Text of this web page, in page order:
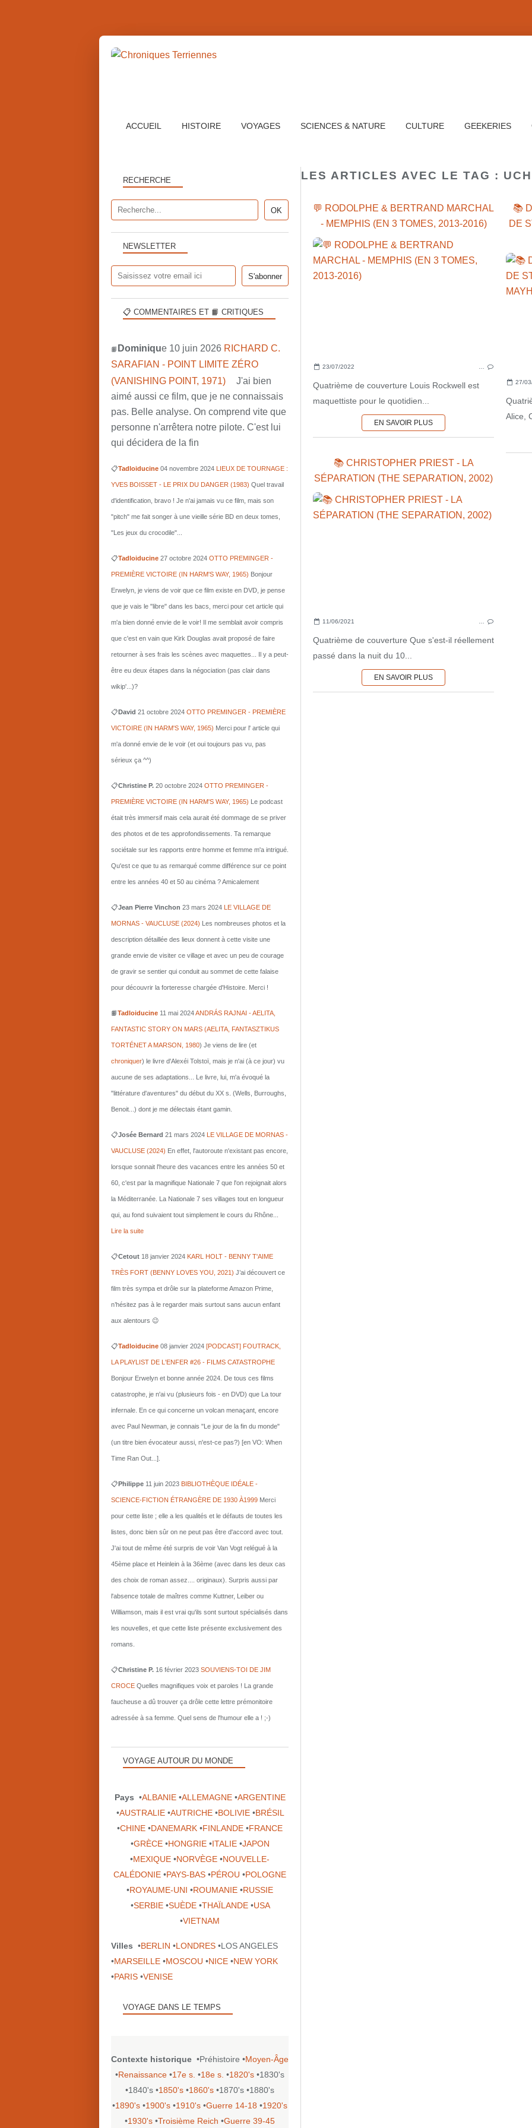
ACCUEIL HISTOIRE VOYAGES SCIENCES & NATURE CULTURE GEEKERIES
LES ARTICLES AVEC LE TAG :
💬 RODOLPHE & BERTRAND MARCHAL
- MEMPHIS (EN 3 TOMES, 2013-2016)
23/07/2022
Quatrième de couverture Louis Rockwell est
maquettiste pour le quotidien...
EN SAVOIR PLUS
📚
DE
27/
Alice,
📚 CHRISTOPHER PRIEST - LA
SÉPARATION (THE SEPARATION, 2002)
11/06/2021
Quatrième de couverture Que s'est-il réellement
passé dans la nuit du 10...
EN SAVOIR PLUS
NEWSLETTER
RECHERCHE
📋 COMMENTAIRES ET 📙 CRITIQUES
📙 Dominique 10 juin 2026 RICHARD C.
SARAFIAN - POINT LIMITE ZÉRO
(VANISHING POINT, 1971)
J'ai bien
aimé aussi ce film, que je ne connaissais
pas. Belle analyse. On comprend vite que
personne n'arrêtera notre pilote. C'est lui
qui décidera de la fin
📋Tadloiducine 04 novembre 2024 LIEUX DE TOURNAGE :
YVES BOISSET - LE PRIX DU DANGER (1983) Quel travail
d'identification, bravo ! Je n'ai jamais vu ce film, mais son
"pitch" me fait songer à une vieille série BD en deux tomes,
"Les jeux du crocodile"...
📋Tadloiducine 27 octobre 2024 OTTO PREMINGER -
PREMIÈRE VICTOIRE (IN HARM'S WAY, 1965) Bonjour
Erwelyn, je viens de voir que ce film existe en DVD, je pense
que je vais le "libre" dans les bacs, merci pour cet article qui
m'a bien donné envie de le voir! Il me semblait avoir compris
que c'est en vain que Kirk Douglas avait proposé de faire
retourner à ses frais les scènes avec maquettes... Il y a peut-
être eu deux étapes dans la négociation (pas clair dans
wikip'...)?
📋David 21 octobre 2024 OTTO PREMINGER - PREMIÈRE
VICTOIRE (IN HARM'S WAY, 1965) Merci pour l' article qui
m'a donné envie de le voir (et oui toujours pas vu, pas
sérieux ça ^^)
📋Christine P. 20 octobre 2024 OTTO PREMINGER -
PREMIÈRE VICTOIRE (IN HARM'S WAY, 1965) Le podcast
était très immersif mais cela aurait été dommage de se priver
des photos et de tes approfondissements. Ta remarque
sociétale sur les rapports entre homme et femme m'a intrigué.
Qu'est ce que tu as remarqué comme différence sur ce point
entre les années 40 et 50 au cinéma ? Amicalement
📋Jean Pierre Vinchon 23 mars 2024 LE VILLAGE DE
MORNAS - VAUCLUSE (2024) Les nombreuses photos et la
description détaillée des lieux donnent à cette visite une
grande envie de visiter ce village et avec un peu de courage
de gravir se sentier qui conduit au sommet de cette falaise
pour découvrir la forteresse chargée d'Histoire. Merci !
📙Tadloiducine 11 mai 2024ANDRÁS RAJNAI - AELITA,
FANTASTIC STORY ON MARS (AELITA, FANTASZTIKUS
TORTÉNET A MARSON, 1980) Je viens de lire (et
chroniquer) le livre d'Alexéi Tolstoï, mais je n'ai (à ce jour) vu
aucune de ses adaptations... Le livre, lui, m'a évoqué la
"littérature d'aventures" du début du XX s. (Wells, Burroughs,
Benoit...) dont je me délectais étant gamin.
📋Josée Bernard 21 mars 2024 LE VILLAGE DE MORNAS -
VAUCLUSE (2024) En effet, l'autoroute n'existant pas encore,
lorsque sonnait l'heure des vacances entre les années 50 et
60, c'est par la magnifique Nationale 7 que l'on rejoignait alors
la Méditerranée. La Nationale 7 ses villages tout en longueur
qui, au fond suivaient tout simplement le cours du Rhône...
Lire la suite
📋Cetout 18 janvier 2024 KARL HOLT - BENNY T'AIME
TRÈS FORT (BENNY LOVES YOU, 2021) J’ai découvert ce
film très sympa et drôle sur la plateforme Amazon Prime,
n’hésitez pas à le regarder mais surtout sans aucun enfant
aux alentours 😉
📋Tadloiducine 08 janvier 2024 [PODCAST] FOUTRACK,
LA PLAYLIST DE L'ENFER #26 - FILMS CATASTROPHE
Bonjour Erwelyn et bonne année 2024. De tous ces films
catastrophe, je n'ai vu (plusieurs fois - en DVD) que La tour
infernale. En ce qui concerne un volcan menaçant, encore
avec Paul Newman, je connais "Le jour de la fin du monde"
(un titre bien évocateur aussi, n'est-ce pas?) [en VO: When
Time Ran Out...].
📋Philippe 11 juin 2023 BIBLIOTHÈQUE IDÉALE -
SCIENCE-FICTION ÉTRANGÈRE DE 1930 À1999 Merci
pour cette liste ; elle a les qualités et le défauts de toutes les
listes, donc bien sûr on ne peut pas être d'accord avec tout.
J'ai tout de même été surpris de voir Van Vogt relégué à la
45ème place et Heinlein à la 36ème (avec dans les deux cas
des choix de roman assez.... originaux). Surpris aussi par
l'absence totale de maîtres comme Kuttner, Leiber ou
Williamson, mais il est vrai qu'ils sont surtout spécialisés dans
les nouvelles, et que cette liste présente exclusivement des
romans.
📋Christine P. 16 février 2023 SOUVIENS-TOI DE JIM
CROCE Quelles magnifiques voix et paroles ! La grande
faucheuse a dû trouver ça drôle cette lettre prémonitoire
adressée à sa femme. Quel sens de l'humour elle a ! ;-)
VOYAGE AUTOUR DU MONDE
Pays •ALBANIE•ALLEMAGNE•ARGENTINE
•AUSTRALIE•AUTRICHE•BOLIVIE•BRÉSIL
•CHINE •DANEMARK •FINLANDE •FRANCE
•GRÈCE•HONGRIE•ITALIE•JAPON
•MEXIQUE •NORVÈGE •NOUVELLE-
CALÉDONIE •PAYS-BAS •PÉROU •POLOGNE
•ROYAUME-UNI •ROUMANIE •RUSSIE
•SERBIE•SUÈDE•THAÏLANDE•USA
•VIETNAM
Villes •BERLIN •LONDRES •LOS ANGELES
•MARSEILLE •MOSCOU •NICE •NEW YORK
•PARIS •VENISE
VOYAGE DANS LE TEMPS
Contexte historique •Préhistoire •Moyen-Âge
•Renaissance •17e s. •18e s. •1820's •1830's
•1840's •1850's •1860's •1870's •1880's
•1890's •1900's •1910's •Guerre 14-18 •1920's
•1930's •Troisième Reich •Guerre 39-45